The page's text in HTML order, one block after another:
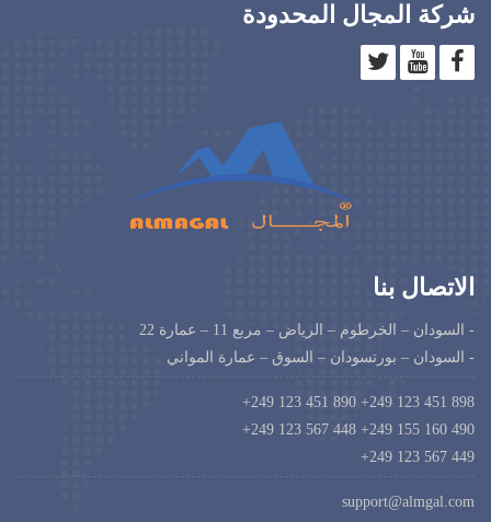
شركة المجال المحدودة
الاتصال بنا
- السودان – الخرطوم – الرياض – مربع 11 – عمارة 22
- السودان – بورتسودان – السوق – عمارة المواني
898 451 123 249+ 890 451 123 249+
490 160 155 249+ 448 567 123 249+
449 567 123 249+
support@almgal.com